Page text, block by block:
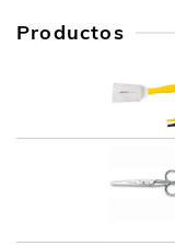
Productos